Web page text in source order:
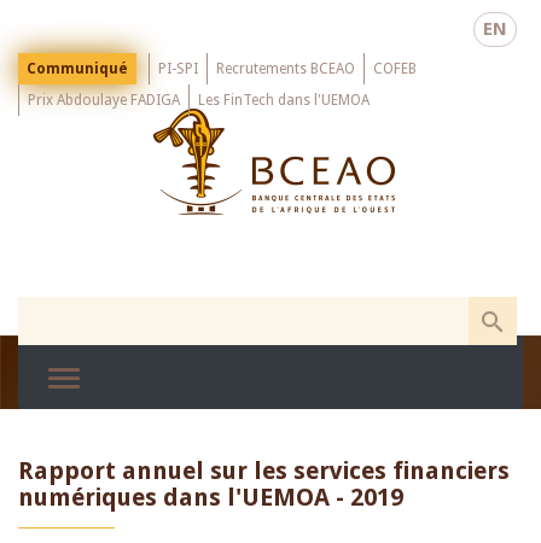
main
EN
Menu
Top
Communiqué PI-SPI Recrutements BCEAO
COFEB
Prix Abdoulaye FADIGA
Les FinTech dans l'UEMOA
Rapport annuel sur les services financiers
numériques dans l'UEMOA - 2019